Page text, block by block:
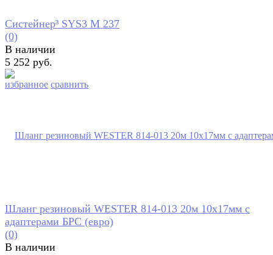
избранное сравнить
Систейнер³ SYS3 M 237
(0)
В наличии
5 252 руб.
Шланг резиновый WESTER 814-013 20м 10x17мм с
адаптерами БРС (евро)
(0)
В наличии